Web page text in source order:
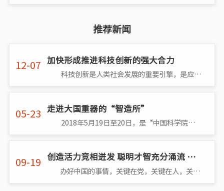
推荐新闻
12-07 加快形成推进科技创新的强大合力
科技创新是人类社会发展的重要引擎，是应对许多全球性挑战的有力武器。党的十八大以来，习近平总书记高度重视科技创新，强�
05-23 走进大国重器的“智造所”
2018年5月19日至20日，是“中国科学院第十四届公众科学日”，今年的主题为“科技创新 强国富民”。在此期间，中科院在全国的几�
09-19 创造活力竞相迸发 聪明才智充分涌流 ——新时代人才事业发展成就综述
办好中国的事情，关键在党，关键在人，关键在人才。 党的十八大以来，以习近平同志为核心的党中央统揽伟大斗争、伟大工程、伟大�